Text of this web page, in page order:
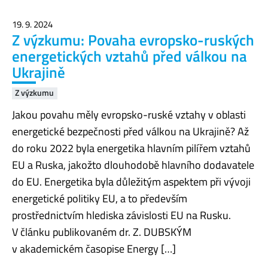
19. 9. 2024
Z výzkumu: Povaha evropsko-ruských
energetických vztahů před válkou na
Ukrajině
Z výzkumu
Jakou povahu měly evropsko-ruské vztahy v oblasti
energetické bezpečnosti před válkou na Ukrajině? Až
do roku 2022 byla energetika hlavním pilířem vztahů
EU a Ruska, jakožto dlouhodobě hlavního dodavatele
do EU. Energetika byla důležitým aspektem při vývoji
energetické politiky EU, a to především
prostřednictvím hlediska závislosti EU na Rusku.
V článku publikovaném dr. Z. DUBSKÝM
v akademickém časopise Energy […]